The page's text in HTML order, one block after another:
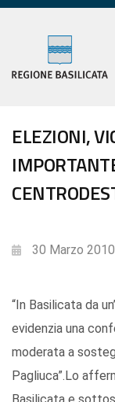
ELEZIONI,
30 Marzo 2010
“In Basilicata da
evidenzia una
moderata a
Pagliuca”.Lo